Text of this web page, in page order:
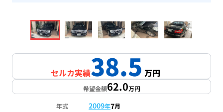
1/18
セルカ実績38.5万円
希望金額62.0万円
年式 2009年7月